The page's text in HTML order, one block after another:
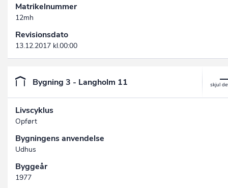
Matrikelnummer
12mh
Revisionsdato
13.12.2017 kl.00:00
Bygning 3 - Langholm 11
Livscyklus
Opført
Bygningens anvendelse
Udhus
Byggeår
1977